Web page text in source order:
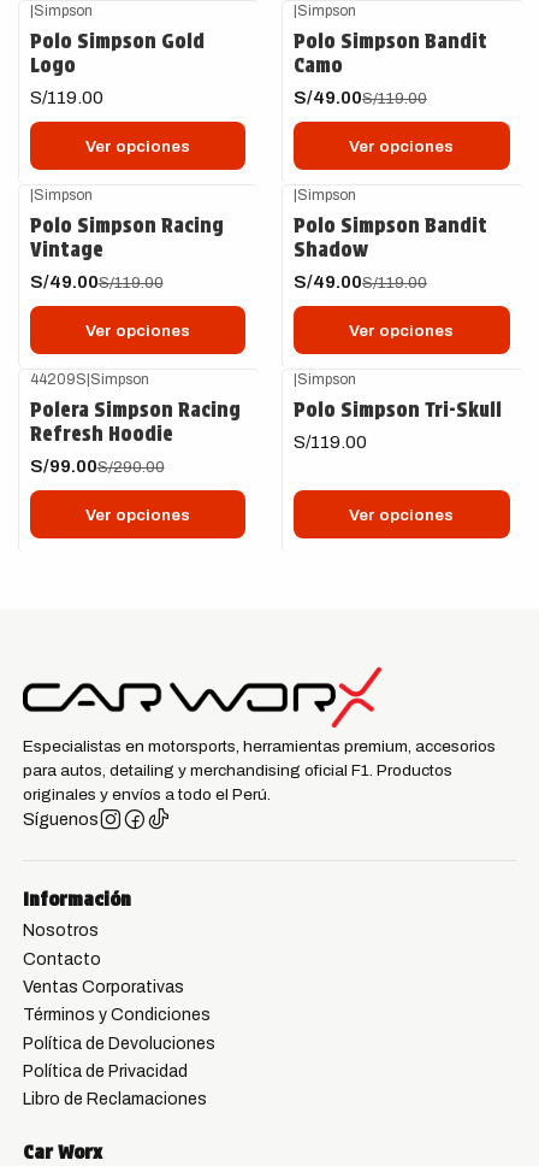
|Simpson
Polo Simpson Gold
Logo
S/119.00
Ver opciones
|Simpson
Polo Simpson Bandit
Camo
S/49.00S/119.00
Ver opciones
|Simpson
Polo Simpson Racing
Vintage
S/49.00S/119.00
Ver opciones
|Simpson
Polo Simpson Bandit
Shadow
S/49.00S/119.00
Ver opciones
44209S|Simpson
Polera Simpson Racing
Refresh Hoodie
S/99.00S/290.00
Ver opciones
|Simpson
Polo Simpson Tri-Skull
S/119.00
Ver opciones
Especialistas en motorsports, herramientas premium, accesorios
para autos, detailing y merchandising oficial F1. Productos
originales y envíos a todo el Perú.
Síguenos
Información
Nosotros
Contacto
Ventas Corporativas
Términos y Condiciones
Política de Devoluciones
Política de Privacidad
Libro de Reclamaciones
Car Worx